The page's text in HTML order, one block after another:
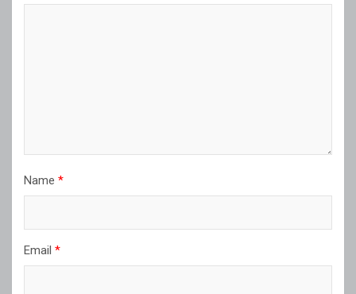
Name *
Email *